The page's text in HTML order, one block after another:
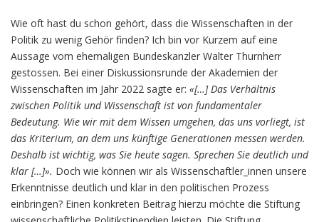
Wie oft hast du schon gehört, dass die Wissenschaften in der
Politik zu wenig Gehör finden? Ich bin vor Kurzem auf eine
Aussage vom ehemaligen Bundeskanzler Walter Thurnherr
gestossen. Bei einer Diskussionsrunde der Akademien der
Wissenschaften im Jahr 2022 sagte er: «[…] Das Verhältnis
zwischen Politik und Wissenschaft ist von fundamentaler
Bedeutung. Wie wir mit dem Wissen umgehen, das uns vorliegt, ist
das Kriterium, an dem uns künftige Generationen messen werden.
Deshalb ist wichtig, was Sie heute sagen. Sprechen Sie deutlich und
klar […]». Doch wie können wir als Wissenschaftler_innen unsere
Erkenntnisse deutlich und klar in den politischen Prozess
einbringen? Einen konkreten Beitrag hierzu möchte die Stiftung